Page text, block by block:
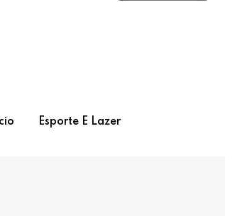
Esporte E Lazer